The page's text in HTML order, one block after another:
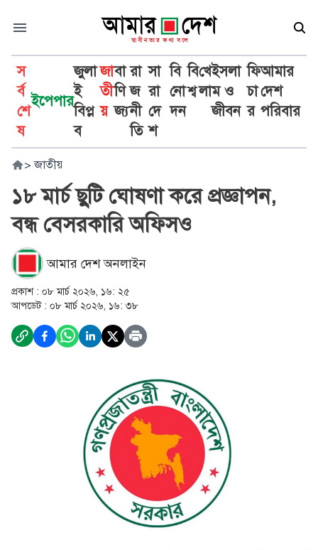
স
র্ব
শে
ষ
ইপেপার
জুলা
ই
বিপ্ল
ব
জা
তী
য়
বা
ণি
জ্য
রা
জ
নী
তি
সা
রা
দে
শ
বি
নো
দন
বি
শ্ব
খে
লা
ইসলা
ম ও
জীবন
ফি
চা
র
আমার
দেশ
পরিবার
> জাতীয়
১৮ মার্চ ছুটি ঘোষণা করে প্রজ্ঞাপন,
বন্ধ বেসরকারি অফিসও
আমার দেশ অনলাইন
প্রকাশ : ০৮ মার্চ ২০২৬, ১৬: ২৫
আপডেট : ০৮ মার্চ ২০২৬, ১৬: ৩৮